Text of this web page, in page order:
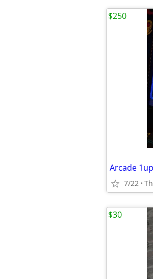
Arcade
7/22
$250
$30